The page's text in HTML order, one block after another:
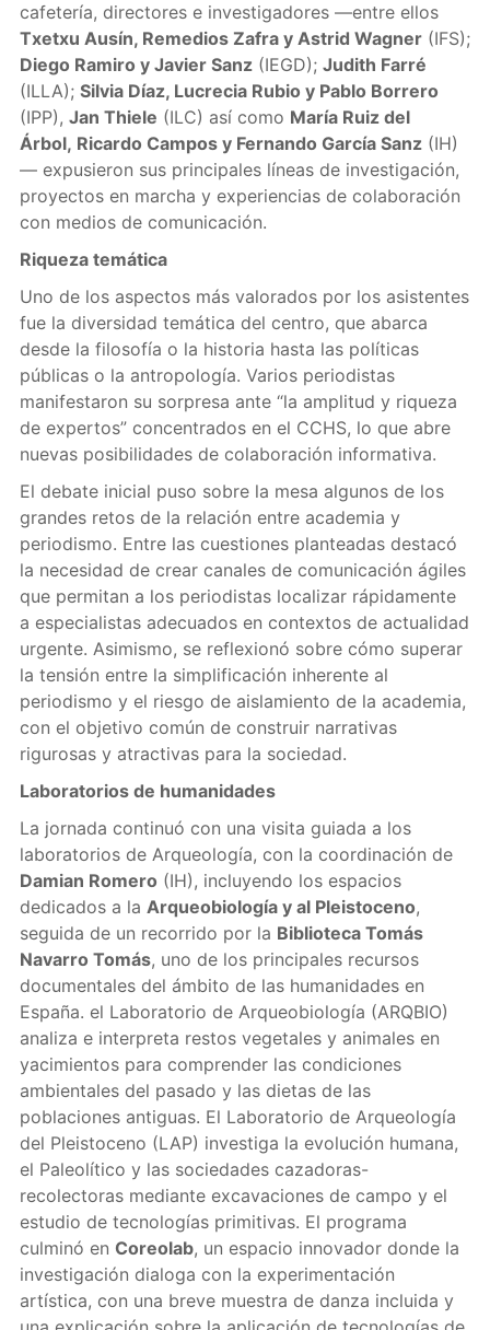
cafetería, directores e investigadores —entre ellos
Txetxu Ausín, Remedios Zafra y Astrid Wagner(IFS);
Diego Ramiro y Javier Sanz(IEGD); Judith Farré
(ILLA); Silvia Díaz, Lucrecia Rubio y Pablo Borrero
(IPP), Jan Thiele (ILC) así como María Ruiz del
Árbol, Ricardo Campos y Fernando García Sanz(IH)
— expusieron sus principales líneas de investigación,
proyectos en marcha y experiencias de colaboración
con medios de comunicación.
Riqueza temática
Uno de los aspectos más valorados por los asistentes
fue la diversidad temática del centro, que abarca
desde la filosofía o la historia hasta las políticas
públicas o la antropología. Varios periodistas
manifestaron su sorpresa ante “la amplitud y riqueza
de expertos” concentrados en el CCHS, lo que abre
nuevas posibilidades de colaboración informativa.
El debate inicial puso sobre la mesa algunos de los
grandes retos de la relación entre academia y
periodismo. Entre las cuestiones planteadas destacó
la necesidad de crear canales de comunicación ágiles
que permitan a los periodistas localizar rápidamente
a especialistas adecuados en contextos de actualidad
urgente. Asimismo, se reflexionó sobre cómo superar
la tensión entre la simplificación inherente al
periodismo y el riesgo de aislamiento de la academia,
con el objetivo común de construir narrativas
rigurosas y atractivas para la sociedad.
Laboratorios de humanidades
La jornada continuó con una visita guiada a los
laboratorios de Arqueología, con la coordinación de
Damian Romero (IH), incluyendo los espacios
dedicados a la Arqueobiología y al Pleistoceno,
seguida de un recorrido por la Biblioteca Tomás
Navarro Tomás, uno de los principales recursos
documentales del ámbito de las humanidades en
España. el Laboratorio de Arqueobiología (ARQBIO)
analiza e interpreta restos vegetales y animales en
yacimientos para comprender las condiciones
ambientales del pasado y las dietas de las
poblaciones antiguas. El Laboratorio de Arqueología
del Pleistoceno (LAP) investiga la evolución humana,
el Paleolítico y las sociedades cazadoras-
recolectoras mediante excavaciones de campo y el
estudio de tecnologías primitivas. El programa
culminó en Coreolab, un espacio innovador donde la
investigación dialoga con la experimentación
artística, con una breve muestra de danza incluida y